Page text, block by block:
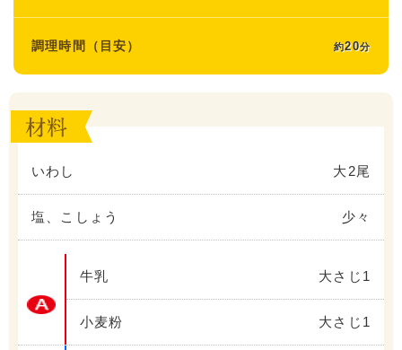
調理時間（目安） 約20分
いわし 大2尾
塩、こしょう 少々
牛乳 大さじ1
小麦粉 大さじ1